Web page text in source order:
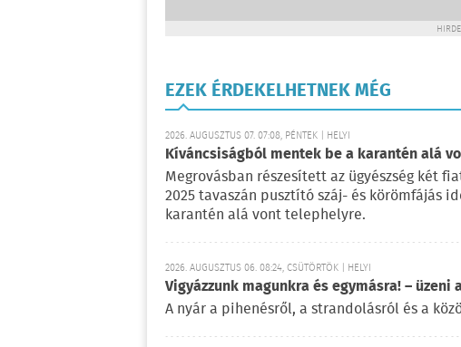
EZEK ÉRDEKELHETNEK MÉG
2026. AUGUSZTUS 07. 07:08, PÉNTEK | HELYI
Kíváncsiságból mentek be a karantén alá
Megrovásban részesített az ügyészség két
2025 tavaszán pusztító száj- és körömfájás
karantén alá vont telephelyre.
2026. AUGUSZTUS 06. 08:24, CSÜTÖRTÖK | HELYI
Vigyázzunk magunkra és egymásra! – üzeni
A nyár a pihenésről, a strandolásról és a